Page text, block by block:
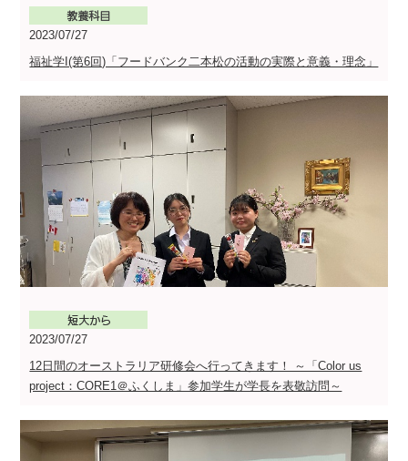
2023/07/27
福祉学I(第6回)「フードバンク二本松の活動の実際と意義・理念」
2023/07/27
12日間のオーストラリア研修会へ行ってきます！ ～「Color us
project：CORE1＠ふくしま」参加学生が学長を表敬訪問～